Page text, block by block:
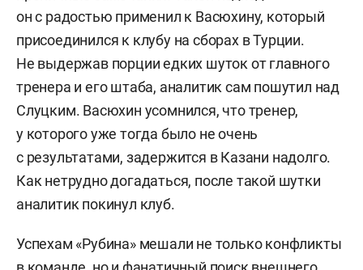
он с радостью применил к Васюхину, который
присоединился к клубу на сборах в Турции.
Не выдержав порции едких шуток от главного
тренера и его штаба, аналитик сам пошутил над
Слуцким. Васюхин усомнился, что тренер,
у которого уже тогда было не очень
с результатами, задержится в Казани надолго.
Как нетрудно догадаться, после такой шутки
аналитик покинул клуб.
Успехам «Рубина» мешали не только конфликты